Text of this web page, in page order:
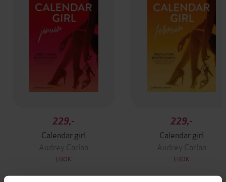
229,-
Calendar girl
Audrey Carlan
EBOK
229,-
Calendar girl
Audrey Carlan
EBOK